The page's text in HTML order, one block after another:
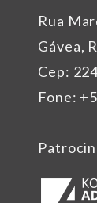
Rua
Gávea,
Cep:
Fone: